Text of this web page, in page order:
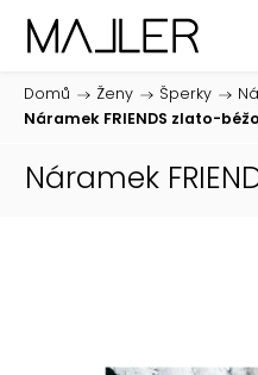
Domů / Ženy / Šperky /
Náramek FRIENDS zlato-
Náramek